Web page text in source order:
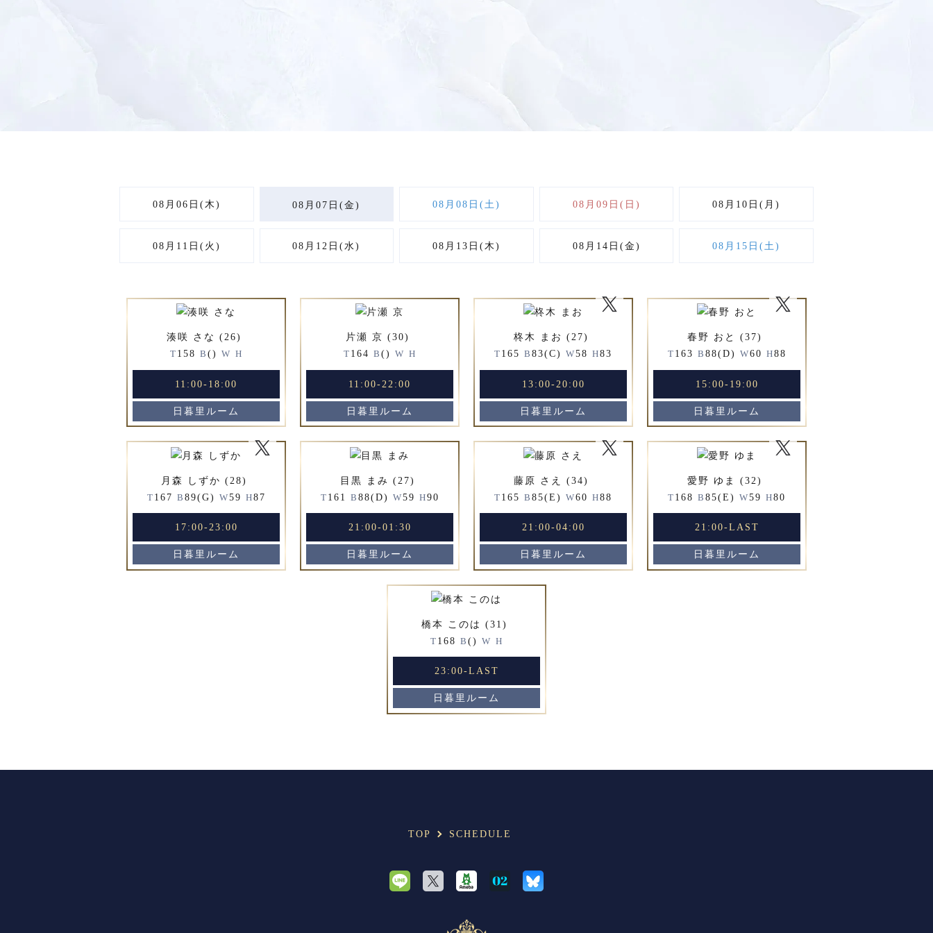
08月06日(木) 08月07日(金) 08月08日(土) 08月09日(日) 08月10日(月)
08月11日(火) 08月12日(水) 08月13日(木) 08月14日(金) 08月15日(土)
湊咲 さな (26)
T 158 B () W H
11:00-18:00
日暮里ルーム
片瀬 京 (30)
T 164 B () W H
11:00-22:00
日暮里ルーム
柊木 まお (27)
T 165 B 83(C) W58 H83
13:00-20:00
日暮里ルーム
春野 おと (37)
T 163 B 88(D) W60 H88
15:00-19:00
日暮里ルーム
月森 しずか (28)
T 167 B 89(G) W59 H87
17:00-23:00
日暮里ルーム
目黒 まみ (27)
T 161 B 88(D) W59 H90
21:00-01:30
日暮里ルーム
藤原 さえ (34)
T 165 B 85(E) W60 H88
21:00-04:00
日暮里ルーム
愛野 ゆま (32)
T 168 B 85(E) W59 H80
21:00-LAST
日暮里ルーム
橋本 このは (31)
T 168 B () W H
23:00-LAST
日暮里ルーム
TOP SCHEDULE